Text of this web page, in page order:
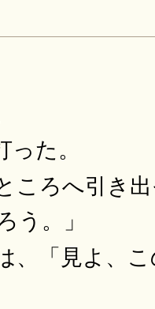
た。
ろへ引き出
。」
「見よ、こ